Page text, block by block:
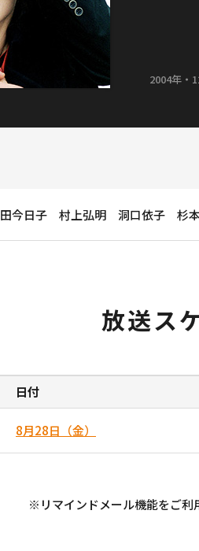
2004年・
今日子 村上弘明 洞口依子 杉
放送ス
日付
8月28日（金）
※リマインドメール機能をご利